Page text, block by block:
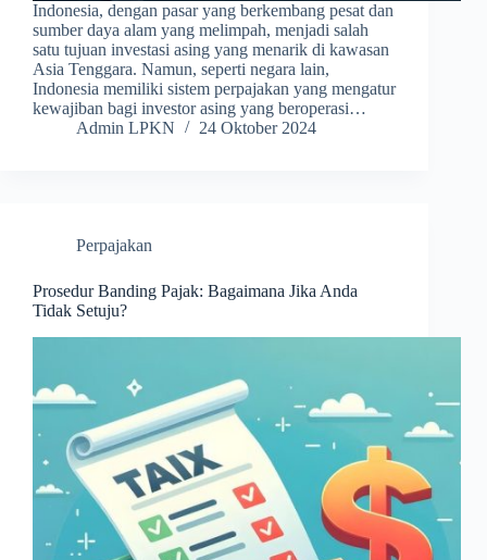
Indonesia, dengan pasar yang berkembang pesat dan
sumber daya alam yang melimpah, menjadi salah
satu tujuan investasi asing yang menarik di kawasan
Asia Tenggara. Namun, seperti negara lain,
Indonesia memiliki sistem perpajakan yang mengatur
kewajiban bagi investor asing yang beroperasi…
Admin LPKN
24 Oktober 2024
Perpajakan
Prosedur Banding Pajak: Bagaimana Jika Anda
Tidak Setuju?